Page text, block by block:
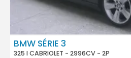
BMW SÉRIE 3
325 I CABRIOLET - 2996CV - 2P